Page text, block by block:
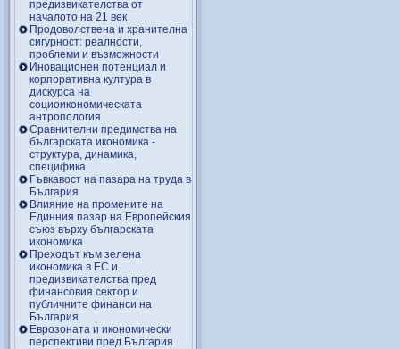
предизвикателства от
началото на 21 век
Продоволствена и хранителна
сигурност: реалности,
проблеми и възможности
Иновационен потенциал и
корпоративна култура в
дискурса на
социоикономическата
антропология
Сравнителни предимства на
българската икономика -
структура, динамика,
специфика
Гъвкавост на пазара на труда в
България
Влияние на промените на
Единния пазар на Европейския
съюз върху българската
икономика
Преходът към зелена
икономика в ЕС и
предизвикателства пред
финансовия сектор и
публичните финанси на
България
Еврозоната и икономически
перспективи пред България